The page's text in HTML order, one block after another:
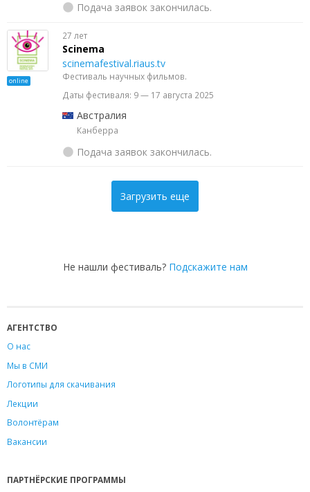
Подача заявок закончилась.
online
27 лет
Scinema
scinemafestival.riaus.tv
Фестиваль научных фильмов.
Даты фестиваля: 9 — 17 августа 2025
Австралия
Канберра
Подача заявок закончилась.
Загрузить еще
Не нашли фестиваль? Подскажите нам
АГЕНТСТВО
О нас
Мы в СМИ
Логотипы для скачивания
Лекции
Волонтёрам
Вакансии
ПАРТНЁРСКИЕ ПРОГРАММЫ